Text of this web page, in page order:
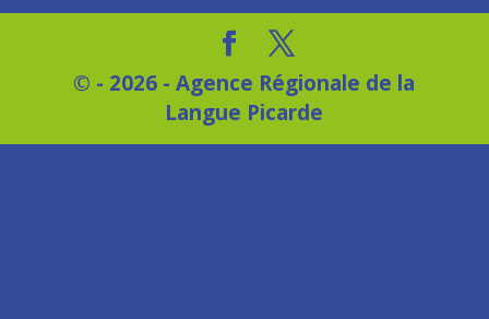
© - 2026 - Agence Régionale de la
Langue Picarde